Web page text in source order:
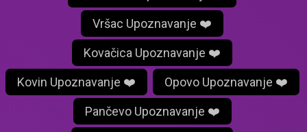
Vršac Upoznavanje ❤️
Kovačica Upoznavanje ❤️
Kovin Upoznavanje ❤️ Opovo Upoznavanje ❤️
Pančevo Upoznavanje ❤️